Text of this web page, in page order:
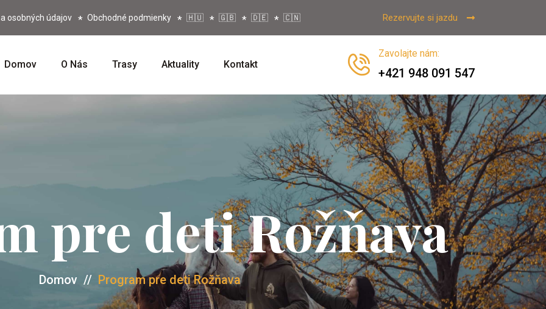
osobných údajov Obchodné podmienky 🇭🇺 🇬🇧 🇩🇪 🇨🇳 Rezervujte si jazdu
Domov O Nás Trasy Aktuality Kontakt
Zavolajte nám:
+421 948 091 547
pre deti Rožňava
Domov // Program pre deti Rožňava